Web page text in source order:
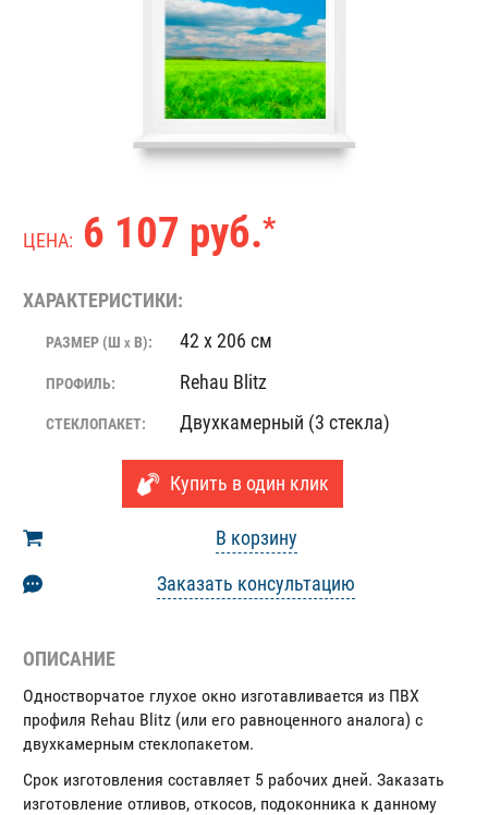
ЦЕНА: 6 107 руб.*
ХАРАКТЕРИСТИКИ:
РАЗМЕР (Ш X В): 42 x 206 см
ПРОФИЛЬ: Rehau Blitz
СТЕКЛОПАКЕТ: Двухкамерный (3 стекла)
Купить в один клик
В корзину
Заказать консультацию
ОПИСАНИЕ
Одностворчатое глухое окно изготавливается из ПВХ
профиля Rehau Blitz (или его равноценного аналога) с
двухкамерным стеклопакетом.
Срок изготовления составляет 5 рабочих дней. Заказать
изготовление отливов, откосов, подоконника к данному